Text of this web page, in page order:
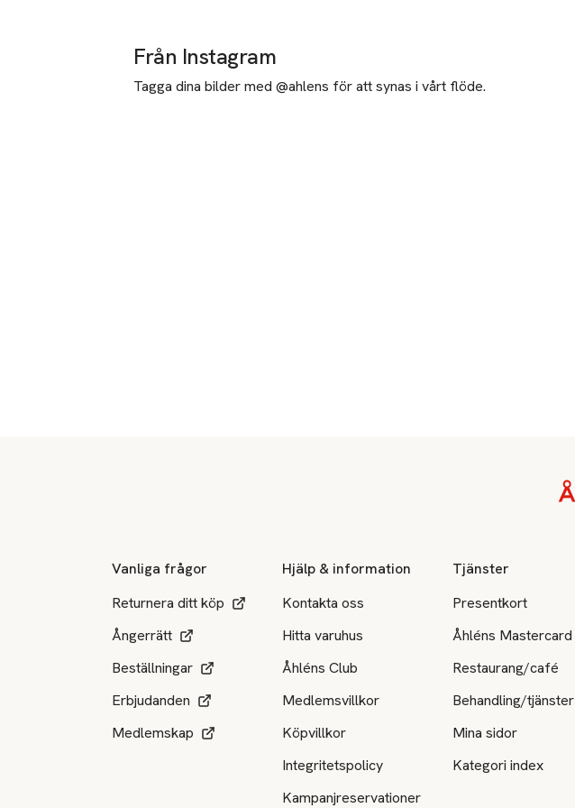
Från Instagram
Tagga dina bilder med @ahlens för att synas i vårt flöde.
Vanliga frågor
Returnera ditt köp
Ångerrätt
Beställningar
Erbjudanden
Medlemskap
Hjälp & information
Kontakta oss
Hitta varuhus
Åhléns Club
Medlemsvillkor
Köpvillkor
Integritetspolicy
Kampanjreservationer
Tjänster
Presentkort
Åhléns Mastercard
Restaurang/café
Behandling/tjänster
Mina sidor
Kategori index